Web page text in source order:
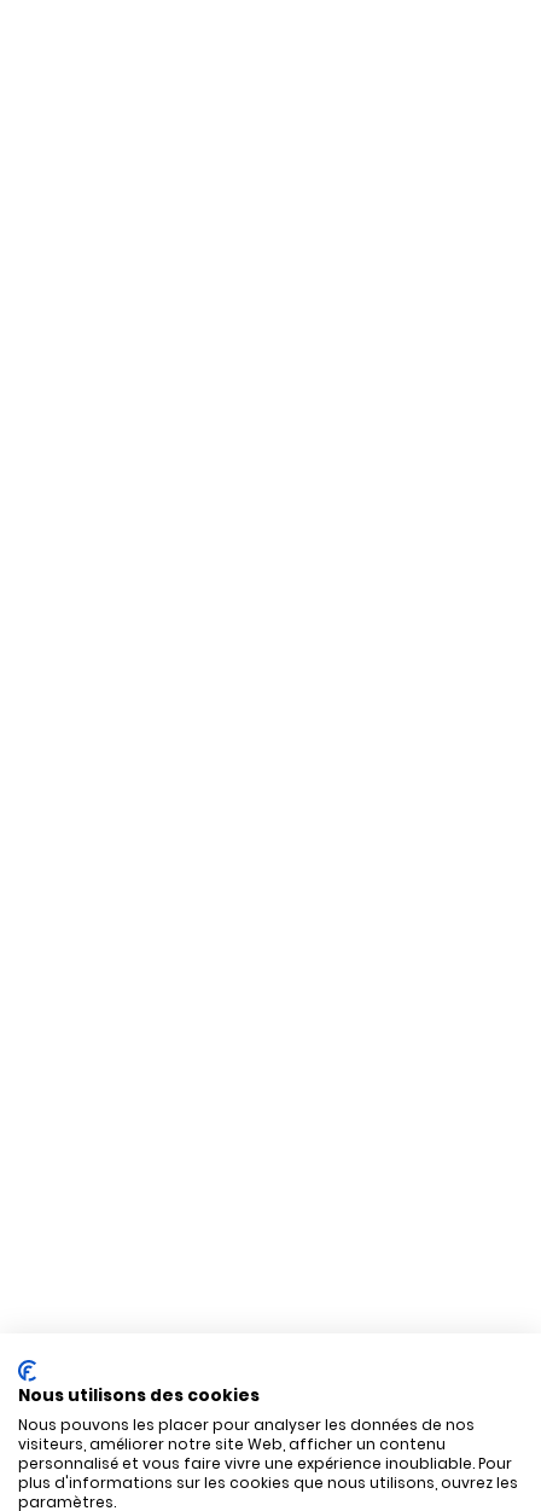
Nous utilisons des cookies
Nous pouvons les placer pour analyser les données de nos
visiteurs, améliorer notre site Web, afficher un contenu
personnalisé et vous faire vivre une expérience inoubliable. Pour
plus d'informations sur les cookies que nous utilisons, ouvrez les
paramètres.